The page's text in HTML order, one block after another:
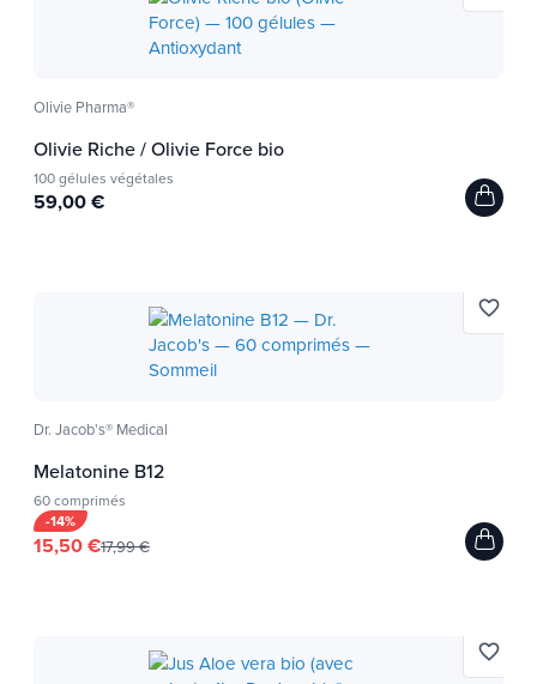
Olivie Pharma®
Olivie Riche / Olivie Force bio
100 gélules végétales
59,00 €
Dr. Jacob's® Medical
Melatonine B12
60 comprimés
-14%
15,50 €17,99 €
favorite_border
favorite_border